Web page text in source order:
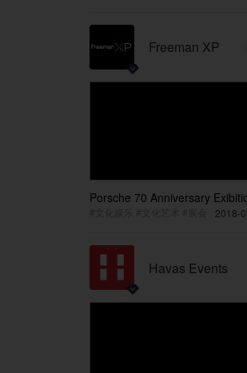
Freeman XP
Porsche 70 Anniversary
2018-
Havas Events